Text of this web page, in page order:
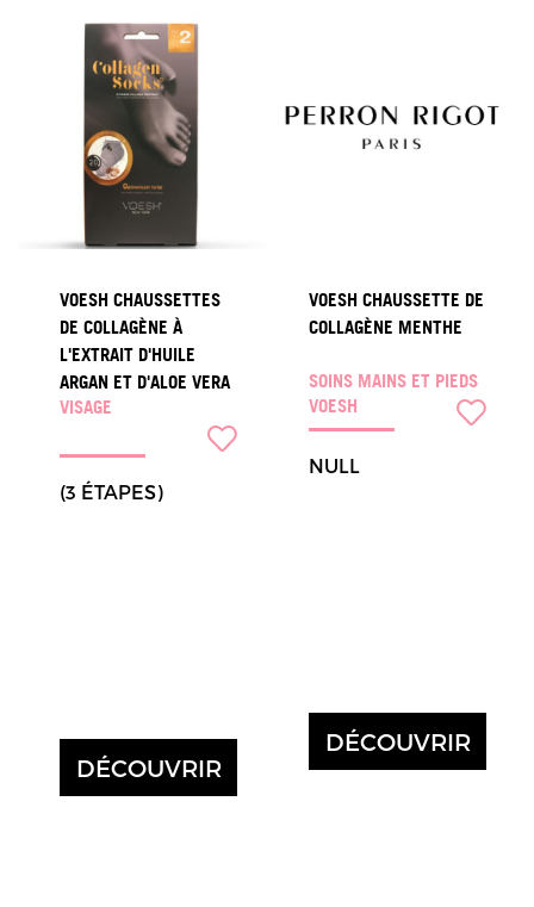
VOESH CHAUSSETTES
DE COLLAGÈNE À
L'EXTRAIT D'HUILE
ARGAN ET D'ALOE VERA
VISAGE
(3 ÉTAPES)
DÉCOUVRIR
VOESH CHAUSSETTE DE
COLLAGÈNE MENTHE
SOINS MAINS ET PIEDS
VOESH
NULL
DÉCOUVRIR